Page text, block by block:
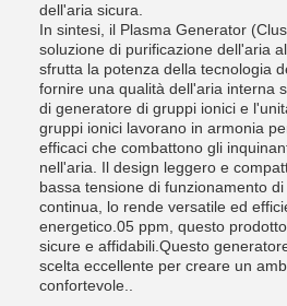
dell'aria sicura.
In sintesi, il Plasma Generator
soluzione di purificazione dell'aria
sfrutta la potenza della tecnologia
fornire una qualità dell'aria interna
di generatore di gruppi ionici e
gruppi ionici lavorano in armonia
efficaci che combattono gli
nell'aria. Il design leggero e
bassa tensione di funzionamento
continua, lo rende versatile ed
energetico.05 ppm, questo
sicure e affidabili.Questo
scelta eccellente per creare un
confortevole..